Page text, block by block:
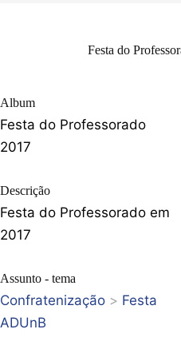
Festa do
Album
Festa do Professorado
2017
Descrição
Festa do Professorado em
2017
Assunto - tema
Confratenização > Festa
ADUnB